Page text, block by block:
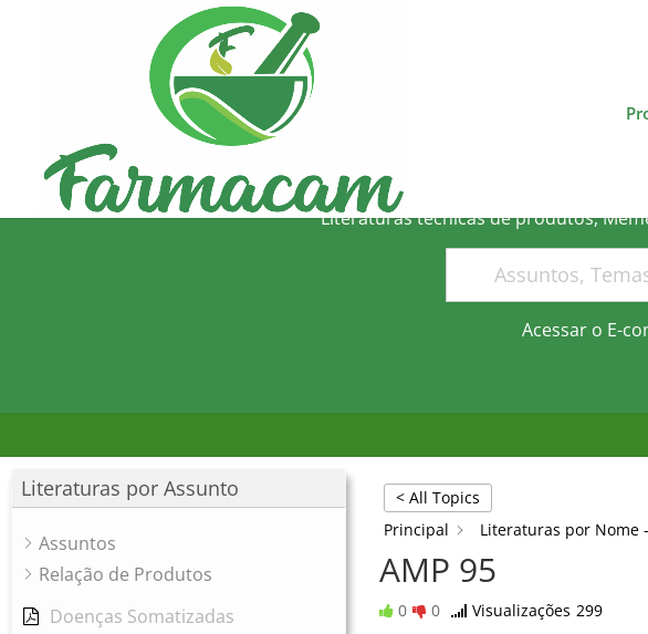
Literaturas técnicas de produtos,
Acessar o E-
Literaturas por Assunto
Assuntos
Relação de Produtos
Doenças Somatizadas
< All Topics
Principal
Literaturas por Nome
AMP 95
0 0 Visualizações 299